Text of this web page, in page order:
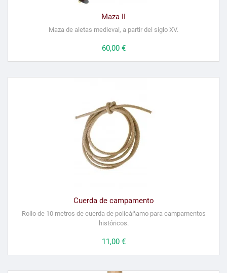
Maza II
Maza de aletas medieval, a partir del siglo XV.
Precio
60,00 €
Cuerda de campamento
Rollo de 10 metros de cuerda de policáñamo para campamentos
históricos.
Precio
11,00 €